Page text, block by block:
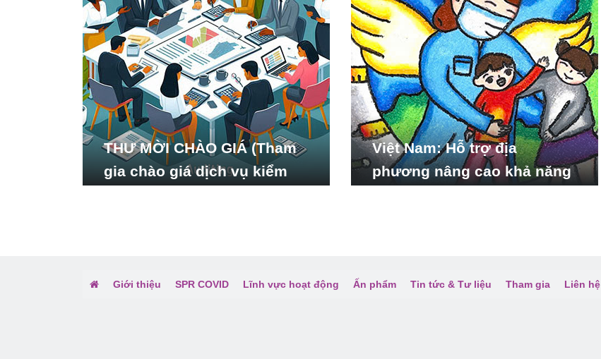
THƯ MỜI CHÀO GIÁ (Tham
gia chào giá dịch vụ kiểm
Việt Nam: Hỗ trợ địa
phương nâng cao khả năng
Giới thiệu SPR COVID Lĩnh vực hoạt động Ấn phẩm Tin tức & Tư liệu Tham gia Liên hệ